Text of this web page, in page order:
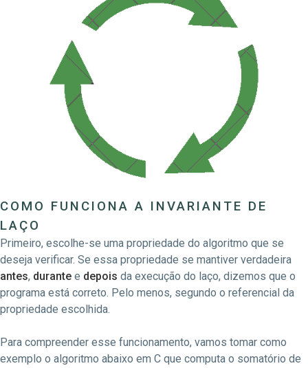
COMO FUNCIONA A INVARIANTE DE
LAÇO
Primeiro, escolhe-se uma propriedade do algoritmo que se
deseja verificar. Se essa propriedade se mantiver verdadeira
antes, durante e depois da execução do laço, dizemos que o
programa está correto. Pelo menos, segundo o referencial da
propriedade escolhida.
Para compreender esse funcionamento, vamos tomar como
exemplo o algoritmo abaixo em C que computa o somatório de